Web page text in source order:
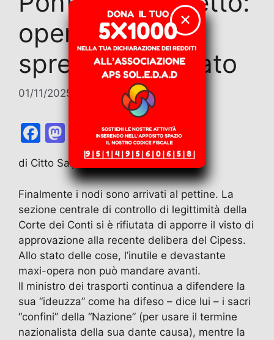
opera inutile e
spreco continuato
01/11/2025 Contributi
F
c
e
b
o
o
k
st
o
d
o
n
E
m
ai
l
T
el
e
gr
a
m
W
h
at
s
A
p
p
T
w
itt
er
o
n
di
vi
di
di Citto Saija
Finalmente i nodi sono arrivati al pettine. La
sezione centrale di controllo di legittimità della
Corte dei Conti si è rifiutata di apporre il visto di
approvazione alla recente delibera del Cipess.
Allo stato delle cose, l’inutile e devastante
maxi-opera non può mandare avanti.
Il ministro dei trasporti continua a difendere la
sua “ideuzza” come ha difeso – dice lui – i sacri
“confini” della “Nazione” (per usare il termine
nazionalista della sua dante causa), mentre la
✕